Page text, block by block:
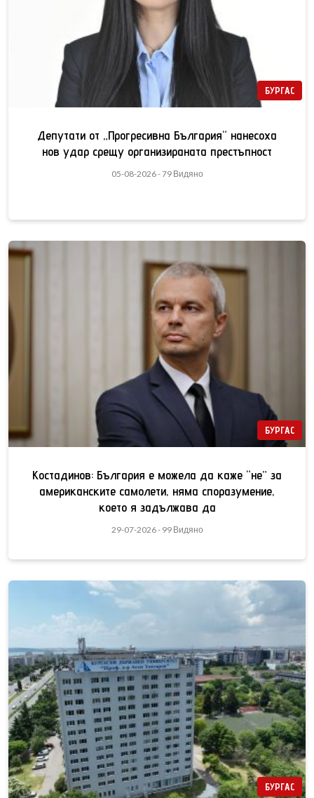
БУРГАС
Депутати от „Прогресивна България“ нанесоха
нов удар срещу организираната престъпност
05-08-2026 - 79 Видяно
БУРГАС
Костадинов: България е можела да каже “не” за
американските самолети, няма споразумение,
което я задължава да
29-07-2026 - 99 Видяно
БУРГАС